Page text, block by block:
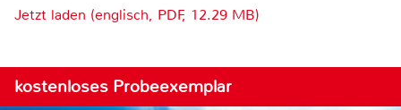
Jetzt laden (englisch, PDF, 12.29 MB)
kostenloses Probeexemplar